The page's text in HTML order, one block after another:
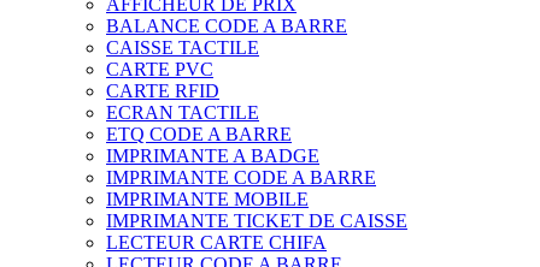
BALANCE CODE A BARRE
CAISSE TACTILE
CARTE PVC
CARTE RFID
ECRAN TACTILE
ETQ CODE A BARRE
IMPRIMANTE A BADGE
IMPRIMANTE CODE A BARRE
IMPRIMANTE MOBILE
IMPRIMANTE TICKET DE CAISSE
LECTEUR CARTE CHIFA